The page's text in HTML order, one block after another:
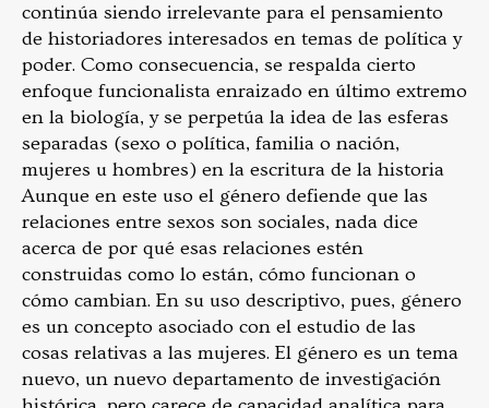
continúa siendo irrelevante para el pensamiento
de historiadores interesados en temas de política y
poder. Como consecuencia, se respalda cierto
enfoque funcionalista enraizado en último extremo
en la biología, y se perpetúa la idea de las esferas
separadas (sexo o política, familia o nación,
mujeres u hombres) en la escritura de la historia
Aunque en este uso el género defiende que las
relaciones entre sexos son sociales, nada dice
acerca de por qué esas relaciones estén
construidas como lo están, cómo funcionan o
cómo cambian. En su uso descriptivo, pues, género
es un concepto asociado con el estudio de las
cosas relativas a las mujeres. El género es un tema
nuevo, un nuevo departamento de investigación